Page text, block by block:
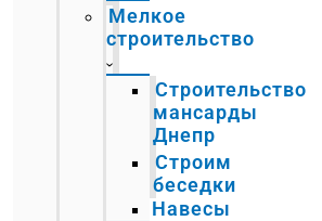
Мелкое
строительство
Строительство
мансарды
Днепр
Строим
беседки
Навесы